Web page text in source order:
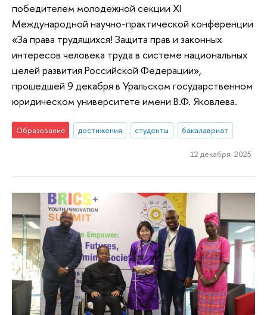
победителем молодежной секции XI
Международной научно-практической конференции
«За права трудящихся! Защита прав и законных
интересов человека труда в системе национальных
целей развития Российской Федерации»,
прошедшей 9 декабря в Уральском государственном
юридическом университете имени В.Ф. Яковлева.
Образование достижения студенты бакалавриат
12 декабря 2025